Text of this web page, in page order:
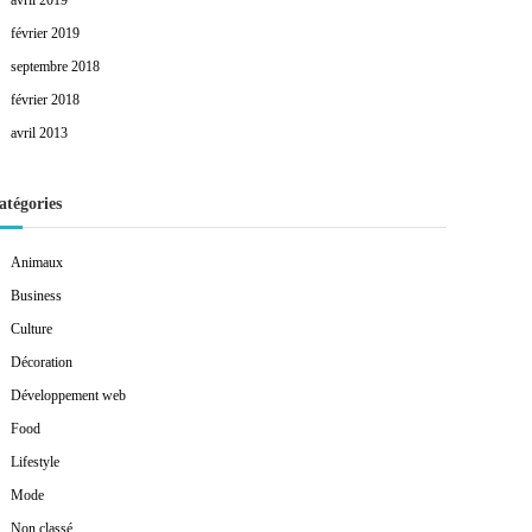
février 2019
septembre 2018
février 2018
avril 2013
Animaux
Business
Culture
Décoration
Développement web
Food
Lifestyle
Mode
Non classé